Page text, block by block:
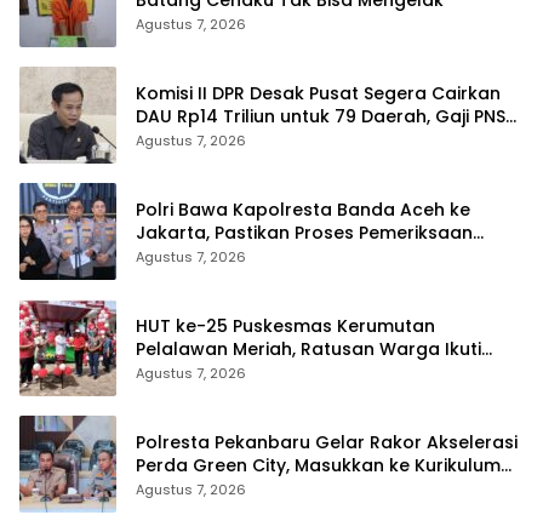
Agustus 7, 2026
Komisi II DPR Desak Pusat Segera Cairkan
DAU Rp14 Triliun untuk 79 Daerah, Gaji PNS
Terancam Telat
Agustus 7, 2026
Polri Bawa Kapolresta Banda Aceh ke
Jakarta, Pastikan Proses Pemeriksaan
Profesional dan Transparan
Agustus 7, 2026
HUT ke-25 Puskesmas Kerumutan
Pelalawan Meriah, Ratusan Warga Ikuti
Jalan Santai dan Cek Kesehatan Gratis
Agustus 7, 2026
Polresta Pekanbaru Gelar Rakor Akselerasi
Perda Green City, Masukkan ke Kurikulum
Sekolah
Agustus 7, 2026